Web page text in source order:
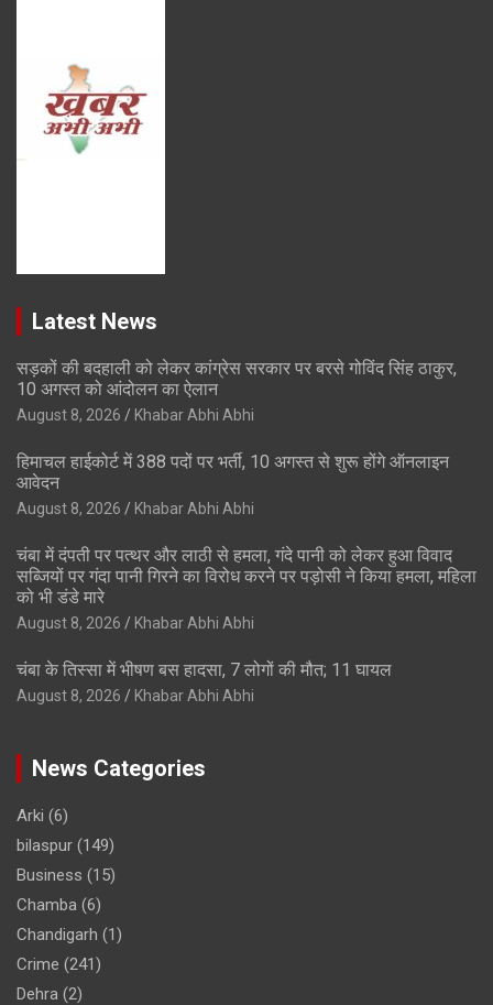
Latest News
सड़कों की बदहाली को लेकर कांग्रेस सरकार पर बरसे गोविंद सिंह ठाकुर,
10 अगस्त को आंदोलन का ऐलान
August 8, 2026 Khabar Abhi Abhi
हिमाचल हाईकोर्ट में 388 पदों पर भर्ती, 10 अगस्त से शुरू होंगे ऑनलाइन
आवेदन
August 8, 2026 Khabar Abhi Abhi
चंबा में दंपती पर पत्थर और लाठी से हमला, गंदे पानी को लेकर हुआ विवाद
सब्जियों पर गंदा पानी गिरने का विरोध करने पर पड़ोसी ने किया हमला, महिला
को भी डंडे मारे
August 8, 2026 Khabar Abhi Abhi
चंबा के तिस्सा में भीषण बस हादसा, 7 लोगों की मौत; 11 घायल
August 8, 2026 Khabar Abhi Abhi
News Categories
Arki (6)
bilaspur (149)
Business (15)
Chamba (6)
Chandigarh (1)
Crime (241)
Dehra (2)